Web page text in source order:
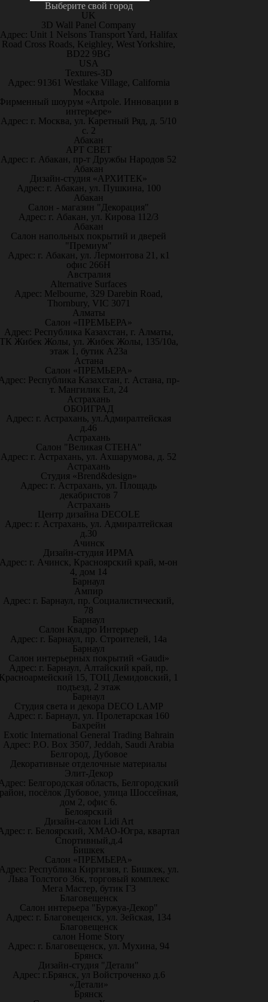
Выберите свой город
UK
3D Wall Panel Company
Адрес: Unit 1 Nelsons Transport Yard, Halifax
Road Cross Roads, Keighley, West Yorkshire,
BD22 9BG
USA
Textures-3D
Адрес: 91361 Westlake Village, California
Москва
шоурум «Artpole. Инновации в
интерьере»
Адрес: г. Москва, ул. Каретный Ряд, д. 5/10
с. 2
Абакан
АРТ СВЕТ
Адрес: г. Абакан, пр-т Дружбы Народов 52
Абакан
Дизайн-студия «АРХИТЕК»
Адрес: г. Абакан, ул. Пушкина, 100
Абакан
Салон - магазин "Декорация"
Адрес: г. Абакан, ул. Кирова 112/3
Абакан
Салон напольных покрытий и дверей
"Премиум"
Адрес: г. Абакан, ул. Лермонтова 21, к1
офис 266Н
Австралия
Alternative Surfaces
Адрес: Melbourne, 329 Darebin Road,
Thornbury, VIC 3071
Алматы
Салон «ПРЕМЬЕРА»
Адрес: Республика Казахстан, г. Алматы,
Жибек Жолы, ул. Жибек Жолы, 135/10а,
этаж 1, бутик А23а
Астана
Салон «ПРЕМЬЕРА»
Республика Казахстан, г. Астана, пр-
т. Мангилик Ел, 24
Астрахань
ОБОИГРАД
Адрес: г. Астрахань, ул.Адмиралтейская
д.46
Астрахань
Салон "Великая СТЕНА"
Адрес: г. Астрахань, ул. Ахшарумова, д. 52
Астрахань
Студия «Brend&design»
Адрес: г. Астрахань, ул. Площадь
декабристов 7
Астрахань
Центр дизайна DECOLE
Адрес: г. Астрахань, ул. Адмиралтейская
д.30
Ачинск
Дизайн-студия ИРМА
Адрес: г. Ачинск, Красноярский край, м-он
4, дом 14
Барнаул
Ампир
Адрес: г. Барнаул, пр. Социалистический,
78
Барнаул
Салон Квадро Интерьер
Адрес: г. Барнаул, пр. Строителей, 14а
Барнаул
Салон интерьерных покрытий «Gaudi»
Адрес: г. Барнаул, Алтайский край, пр.
15, ТОЦ Демидовский, 1
подъезд, 2 этаж
Барнаул
Студия света и декора DECO LAMP
Адрес: г. Барнаул, ул. Пролетарская 160
Бахрейн
Exotic International General Trading Bahrain
Адрес: P.O. Box 3507, Jeddah, Saudi Arabia
Белгород, Дубовое
Декоративные отделочные материалы
Элит-Декор
Белгородская область, Белгородский
посёлок Дубовое, улица Шоссейная,
дом 2, офис 6.
Белоярский
Дизайн-салон Lidi Art
г. Белоярский, ХМАО-Югра, квартал
Спортивный,д.4
Бишкек
Салон «ПРЕМЬЕРА»
Республика Киргизия, г. Бишкек, ул.
Льва Толстого 36к, торговый комплекс
Мега Мастер, бутик Г3
Благовещенск
Салон интерьера "Буржуа-Декор"
Адрес: г. Благовещенск, ул. Зейская, 134
Благовещенск
салон Home Story
Адрес: г. Благовещенск, ул. Мухина, 94
Брянск
Дизайн-студия "Детали"
Адрес: г.Брянск, ул Войстроченко д.6
«Детали»
Брянск